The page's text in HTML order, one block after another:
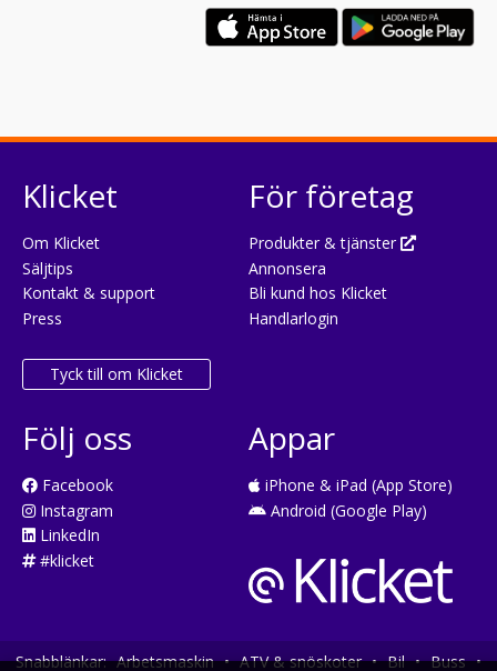
Klicket
Om Klicket
Säljtips
Kontakt & support
Press
Tyck till om Klicket
För företag
Produkter & tjänster
Annonsera
Bli kund hos Klicket
Handlarlogin
Följ oss
Facebook
Instagram
LinkedIn
#klicket
Appar
iPhone & iPad (App Store)
Android (Google Play)
Snabblänkar: Arbetsmaskin • ATV & snöskoter • Bil • Buss •